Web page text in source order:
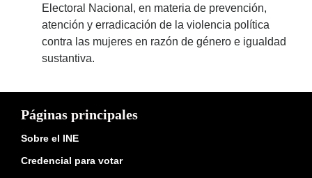
Electoral Nacional, en materia de prevención,
atención y erradicación de la violencia política
contra las mujeres en razón de género e igualdad
sustantiva.
Páginas principales
Sobre el INE
Credencial para votar